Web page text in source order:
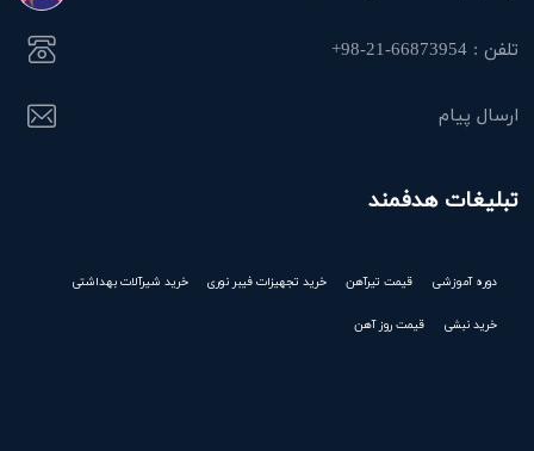
تلفن : 66873954-21-98+
ارسال پیام
تبلیغات هدفمند
دوره آموزشی قیمت تیرآهن خرید تجهیزات فیبر نوری خرید شیرآلات بهداشتی
خرید نبشی قیمت روز آهن